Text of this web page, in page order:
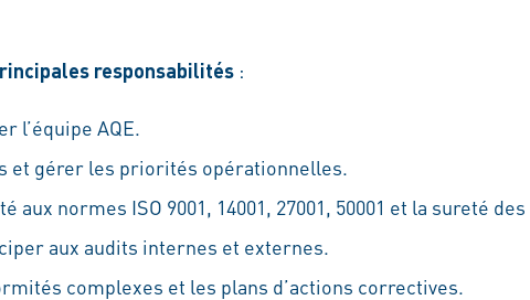
responsabilités :
l’équipe AQE.
et gérer les priorités opérationnelles.
aux normes ISO 9001, 14001, 27001, 50001 et la sureté
aux audits internes et externes.
complexes et les plans d’actions correctives.